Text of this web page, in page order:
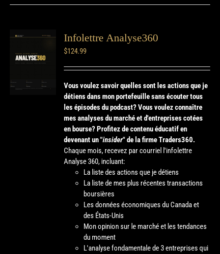
Infolettre Analyse360
$124.99
Vous voulez savoir quelles sont les actions que je
détiens dans mon portefeuille sans écouter tous
les épisodes du podcast? Vous voulez connaître
mes analyses du marché et d'entreprises cotées
en bourse? Profitez de contenu éducatif en
devenant un "insider" de la firme Traders360.
Chaque mois, recevez par courriel l'infolettre
Analyse 360, incluant:
La liste des actions que je détiens
La liste de mes plus récentes transactions
boursières
Les données économiques du Canada et
des États-Unis
Mon opinion sur le marché et les tendances
du moment
L'analyse fondamentale de 3 entreprises qui